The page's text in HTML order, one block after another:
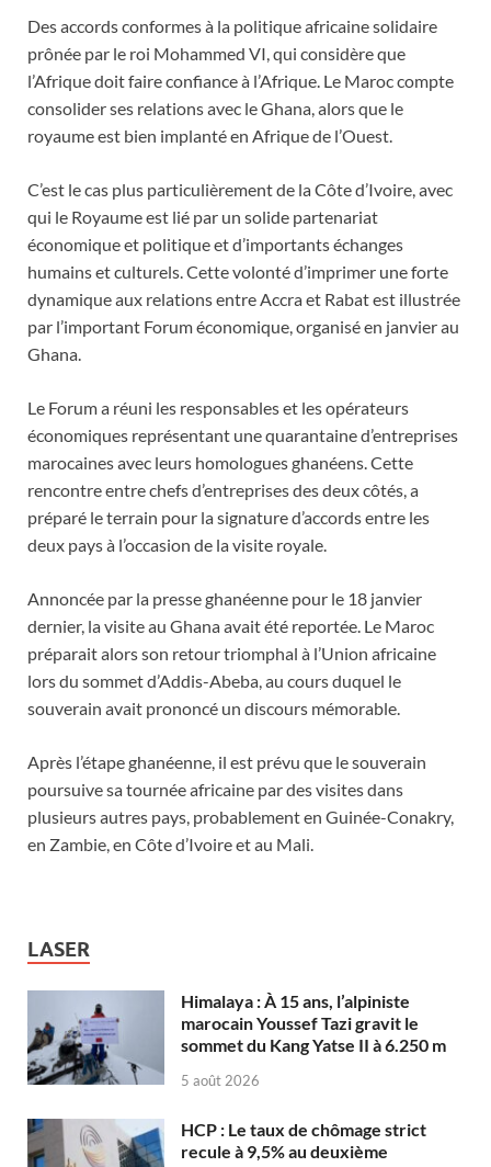
Des accords conformes à la politique africaine solidaire
prônée par le roi Mohammed VI, qui considère que
l’Afrique doit faire confiance à l’Afrique. Le Maroc compte
consolider ses relations avec le Ghana, alors que le
royaume est bien implanté en Afrique de l’Ouest.
C’est le cas plus particulièrement de la Côte d’Ivoire, avec
qui le Royaume est lié par un solide partenariat
économique et politique et d’importants échanges
humains et culturels. Cette volonté d’imprimer une forte
dynamique aux relations entre Accra et Rabat est illustrée
par l’important Forum économique, organisé en janvier au
Ghana.
Le Forum a réuni les responsables et les opérateurs
économiques représentant une quarantaine d’entreprises
marocaines avec leurs homologues ghanéens. Cette
rencontre entre chefs d’entreprises des deux côtés, a
préparé le terrain pour la signature d’accords entre les
deux pays à l’occasion de la visite royale.
Annoncée par la presse ghanéenne pour le 18 janvier
dernier, la visite au Ghana avait été reportée. Le Maroc
préparait alors son retour triomphal à l’Union africaine
lors du sommet d’Addis-Abeba, au cours duquel le
souverain avait prononcé un discours mémorable.
Après l’étape ghanéenne, il est prévu que le souverain
poursuive sa tournée africaine par des visites dans
plusieurs autres pays, probablement en Guinée-Conakry,
en Zambie, en Côte d’Ivoire et au Mali.
LASER
Himalaya : À 15 ans, l’alpiniste
marocain Youssef Tazi gravit le
sommet du Kang Yatse II à 6.250 m
5 août 2026
HCP : Le taux de chômage strict
recule à 9,5% au deuxième